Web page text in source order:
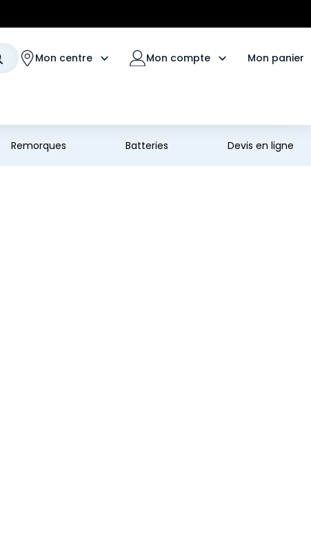
Mon centre Mon compte Mon panier
Remorques Batteries Devis en ligne